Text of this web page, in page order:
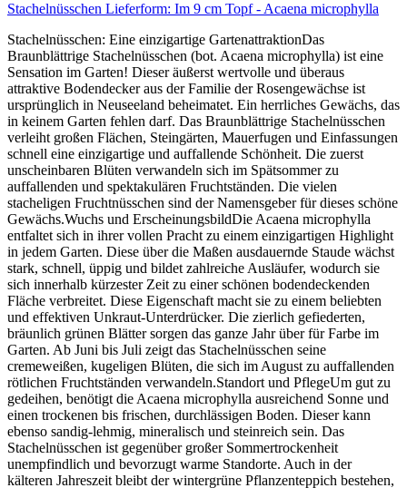
Stachelnüsschen Lieferform: Im 9 cm Topf - Acaena microphylla
Stachelnüsschen: Eine einzigartige GartenattraktionDas
Braunblättrige Stachelnüsschen (bot. Acaena microphylla) ist eine
Sensation im Garten! Dieser äußerst wertvolle und überaus
attraktive Bodendecker aus der Familie der Rosengewächse ist
ursprünglich in Neuseeland beheimatet. Ein herrliches Gewächs, das
in keinem Garten fehlen darf. Das Braunblättrige Stachelnüsschen
verleiht großen Flächen, Steingärten, Mauerfugen und Einfassungen
schnell eine einzigartige und auffallende Schönheit. Die zuerst
unscheinbaren Blüten verwandeln sich im Spätsommer zu
auffallenden und spektakulären Fruchtständen. Die vielen
stacheligen Fruchtnüsschen sind der Namensgeber für dieses schöne
Gewächs.Wuchs und ErscheinungsbildDie Acaena microphylla
entfaltet sich in ihrer vollen Pracht zu einem einzigartigen Highlight
in jedem Garten. Diese über die Maßen ausdauernde Staude wächst
stark, schnell, üppig und bildet zahlreiche Ausläufer, wodurch sie
sich innerhalb kürzester Zeit zu einer schönen bodendeckenden
Fläche verbreitet. Diese Eigenschaft macht sie zu einem beliebten
und effektiven Unkraut-Unterdrücker. Die zierlich gefiederten,
bräunlich grünen Blätter sorgen das ganze Jahr über für Farbe im
Garten. Ab Juni bis Juli zeigt das Stachelnüsschen seine
cremeweißen, kugeligen Blüten, die sich im August zu auffallenden
rötlichen Fruchtständen verwandeln.Standort und PflegeUm gut zu
gedeihen, benötigt die Acaena microphylla ausreichend Sonne und
einen trockenen bis frischen, durchlässigen Boden. Dieser kann
ebenso sandig-lehmig, mineralisch und steinreich sein. Das
Stachelnüsschen ist gegenüber großer Sommertrockenheit
unempfindlich und bevorzugt warme Standorte. Auch in der
kälteren Jahreszeit bleibt der wintergrüne Pflanzenteppich bestehen,